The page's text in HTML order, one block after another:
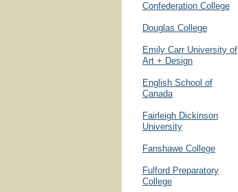
Confederation College
Douglas College
Emily Carr University of
Art + Design
English School of
Canada
Fairleigh Dickinson
University
Fanshawe College
Fulford Preparatory
College